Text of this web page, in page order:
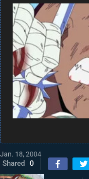
Jan. 18, 2004
Shared 0